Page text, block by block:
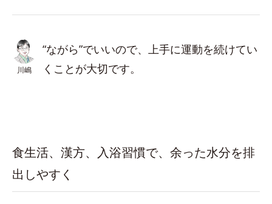
川嶋
“ながら”でいいので、上手に運動を続けてい
くことが大切です。
食生活、漢方、入浴習慣で、余った水分を排
出しやすく